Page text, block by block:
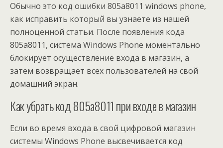
Обычно это код ошибки 805a8011 windows phone,
как исправить который вы узнаете из нашей
полноценной статьи. После появления кода
805а8011, система Windows Phone моментально
блокирует осуществление входа в магазин, а
затем возвращает всех пользователей на свой
домашний экран.
Как убрать код 805а8011 при входе в магазин
Если во время входа в свой цифровой магазин
системы Windows Phone высвечивается код